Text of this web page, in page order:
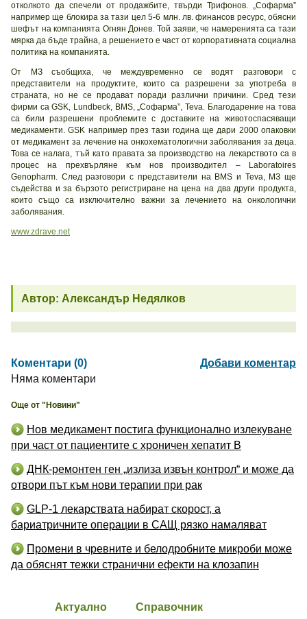
отколкото да спечели от продажбите, твърди Трифонов. „Софарма”
например ще блокира за тази цел 5-6 млн. лв. финансов ресурс, обясни
шефът на компанията Огнян Донев. Той заяви, че намеренията са тази
мярка да бъде трайна, а решението е част от корпоративната социална
политика на компанията.
От МЗ съобщиха, че междувременно се водят разговори с
представители на продуктите, които са разрешени за употреба в
страната, но не се продават поради различни причини. Сред тези
фирми са GSK, Lundbeck, BMS, „Софарма”, Teva. Благодарение на това
са били разрешени проблемите с доставките на животоспасяващи
медикаменти. GSK например през тази година ще дари 2000 опаковки
от медикамент за лечение на онкохематологични заболявания за деца.
Това се налага, тъй като правата за производство на лекарството са в
процес на прехвърляне към нов производител – Laboratoires
Genopharm. След разговори с представители на BMS и Teva, МЗ ще
съдейства и за бързото регистриране на цена на два други продукта,
които също са изключително важни за лечението на онкологични
заболявания.
www.zdrave.net
Автор: Александър Недялков
Коментари (0)
Добави коментар
Няма коментари
Още от "Новини"
Нов медикамент постига функционално излекуване
при част от пациентите с хроничен хепатит B
ДНК-ремонтен ген „излиза извън контрол“ и може да
отвори път към нови терапии при рак
GLP-1 лекарствата набират скорост, а
бариатричните операции в САЩ рязко намаляват
Промени в чревните и белодробните микроби може
да обяснят тежки странични ефекти на клозапин
Актуално Справочник